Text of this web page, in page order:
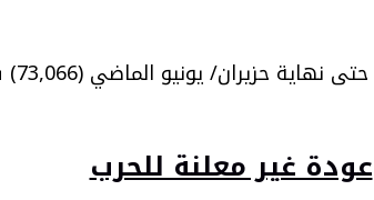
عودة غير معلنة للحرب